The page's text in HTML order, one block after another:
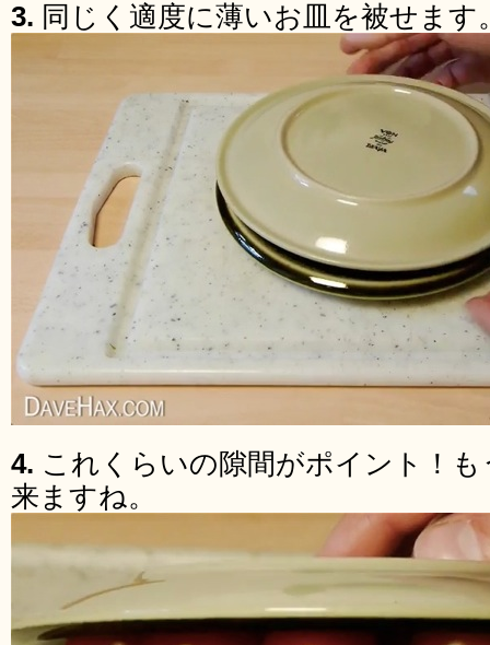
3. 同じく適度に薄いお皿を被せます
4. これくらいの隙間がポイント！
来ますね。